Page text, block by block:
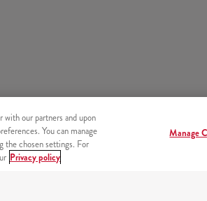
our partners and upon
You can manage
the chosen settings. For
Privacy policy
Manage